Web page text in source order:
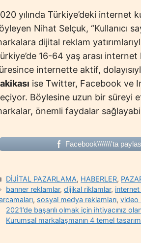
yılında Türkiye’deki internet
Nihat Selçuk, “Kullanıcı
dijital reklam
16-64 yaş arası internet
internette aktif,
ise Twitter, Facebook ve
Böylesine uzun bir süreyi
önemli faydalar
Facebook\\\\\\\'ta paylas
Categories
DİJİTAL PAZARLAMA, HABERLER,
Tags
banner reklamlar,dijikal riklamlar, internet
, sosyal medya reklamları, video
2021’de başarılı olmak için ihtiyacınız
Kurumsal markalaşmanın 4 temel